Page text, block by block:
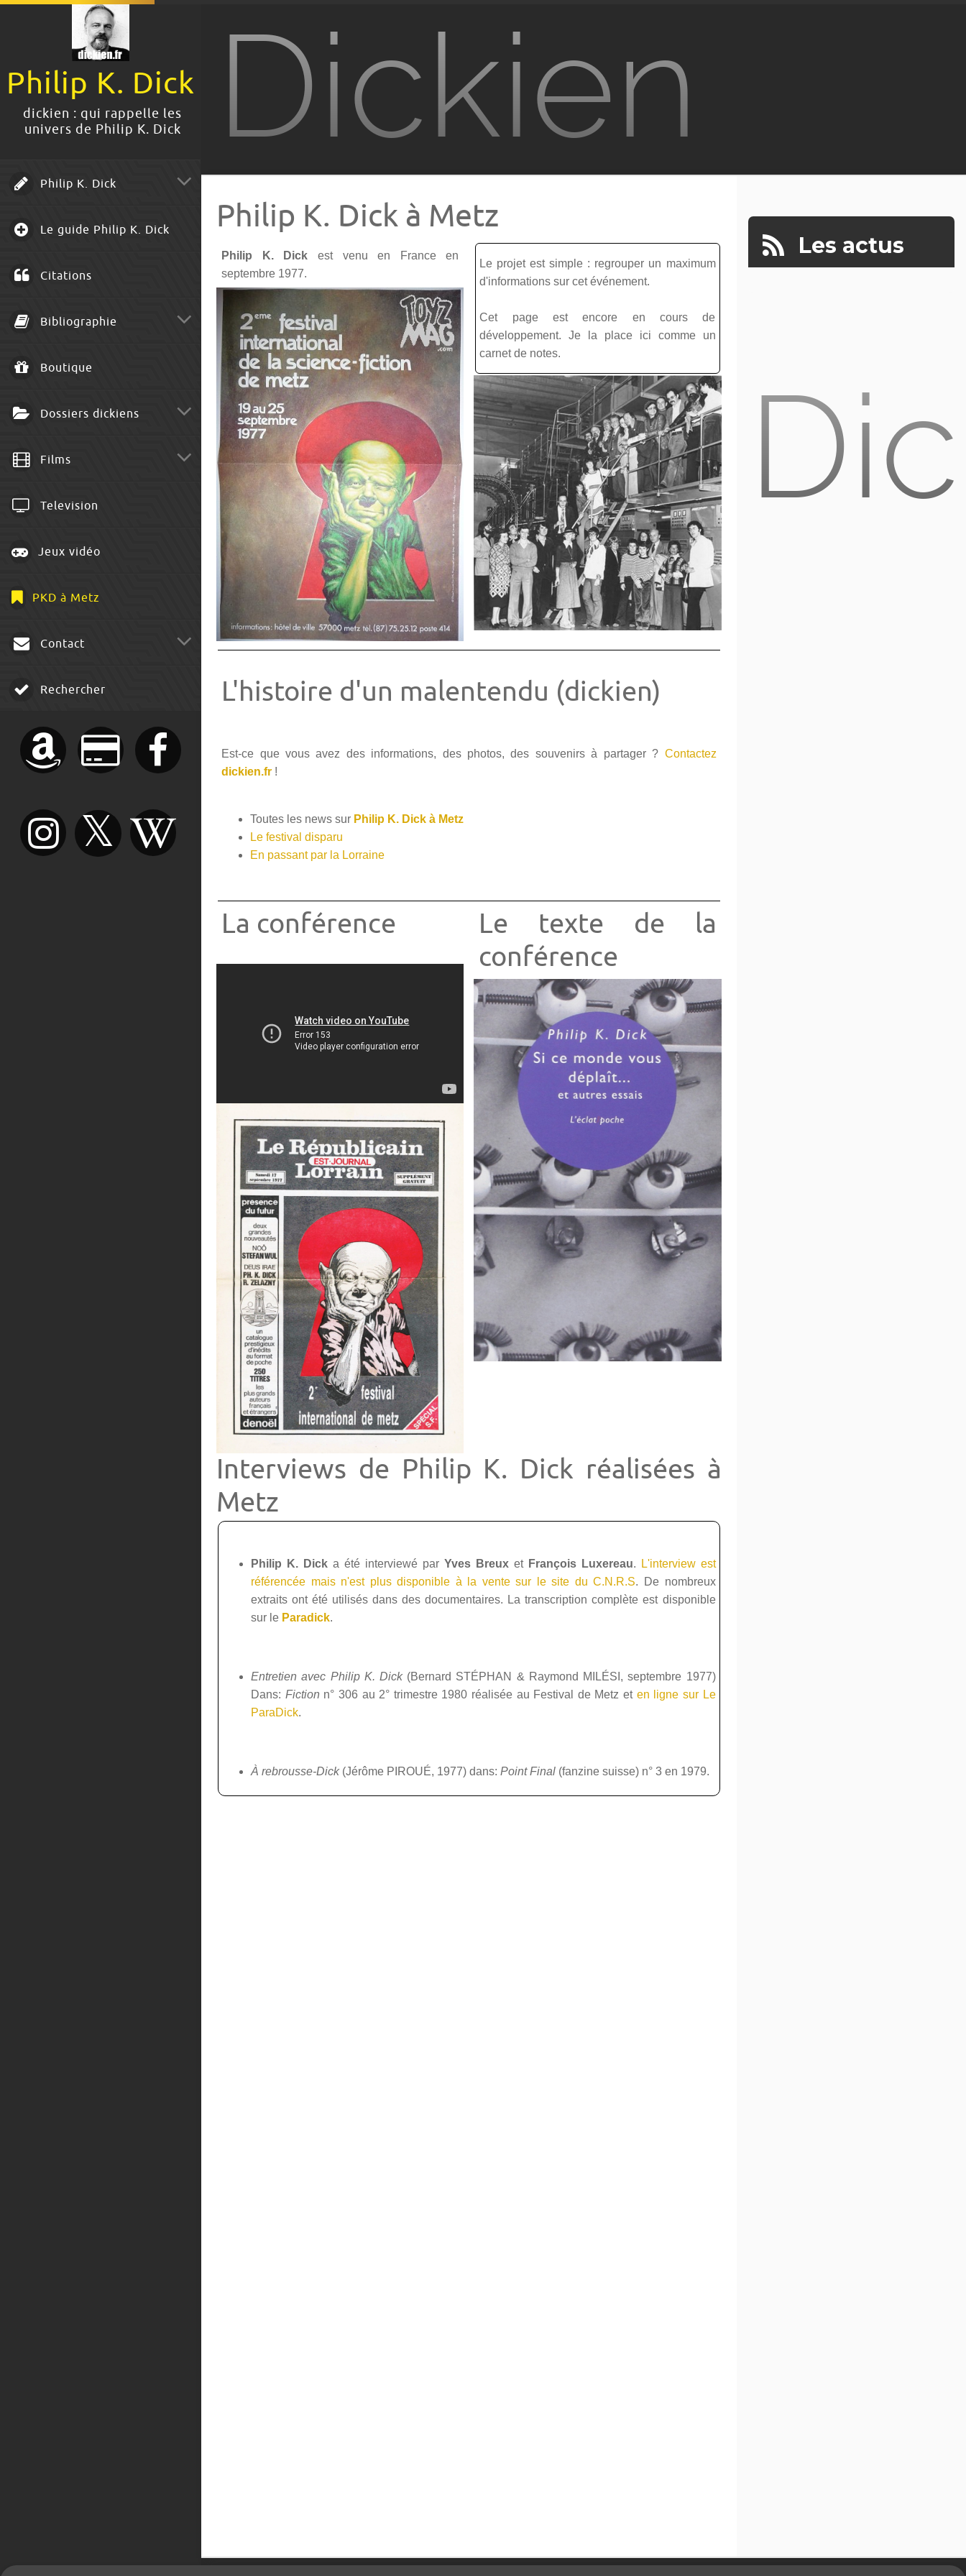
Philip K. Dick
dickien : qui rappelle les
univers de Philip K. Dick
Philip K. Dick
Le guide Philip K. Dick
Citations
Bibliographie
Boutique
Dossiers dickiens
Films
Television
Jeux vidéo
PKD à Metz
Contact
Rechercher
Dickien
Philip K. Dick à Metz
Philip K. Dickest venu en France en
septembre 1977.
Le projet est simple : regrouper un maximum
d'informations sur cet événement.
Cet page est encore en cours de
développement. Je la place ici comme un
carnet de notes.
L'histoire d'un malentendu (dickien)
Est-ce que vous avez des informations, des photos, des souvenirs à partager ? Contactez
dickien.fr !
Toutes les news sur Philip K. Dick à Metz
Le festival disparu
En passant par la Lorraine
La conférence
Le texte de la
conférence
Interviews de Philip K. Dick réalisées à
Metz
Philip K. Dicka été interviewé par Yves Breuxet François Luxereau. L'interview est
référencée mais n'est plus disponible à la vente sur le site du C.N.R.S. De nombreux
extraits ont été utilisés dans des documentaires. La transcription complète est disponible
sur le Paradick.
Entretien avec Philip K. Dick (Bernard STÉPHAN & Raymond MILÉSI, septembre 1977)
Dans: Fiction n° 306 au 2° trimestre 1980 réalisée au Festival de Metz et en ligne sur Le
ParaDick.
À rebrousse-Dick (Jérôme PIROUÉ, 1977) dans:Point Final (fanzine suisse) n° 3 en 1979.
Les actus